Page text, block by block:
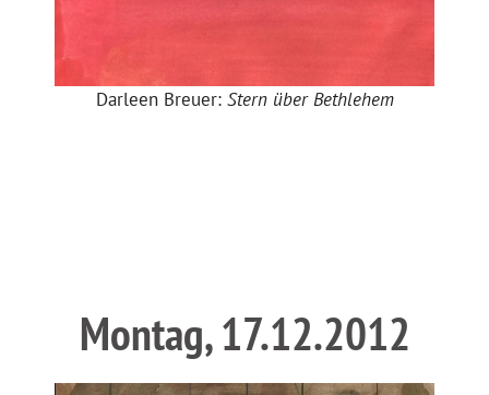
Darleen Breuer: Stern über Bethlehem
Montag, 17.12.2012